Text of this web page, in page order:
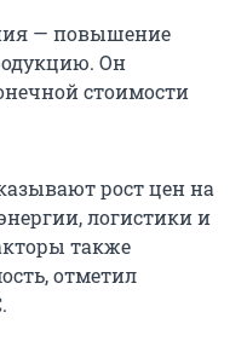
— повышение
Он
стоимости
рост цен на
логистики и
также
отметил